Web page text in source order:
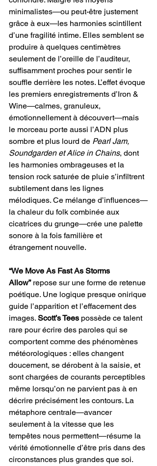
minimalistes—ou peut-être justement
grâce à eux—les harmonies scintillent
d’une fragilité intime. Elles semblent se
produire à quelques centimètres
seulement de l’oreille de l’auditeur,
suffisamment proches pour sentir le
souffle derrière les notes. L’effet évoque
les premiers enregistrements d’Iron &
Wine—calmes, granuleux,
émotionnellement à découvert—mais
le morceau porte aussi l’ADN plus
sombre et plus lourd de Pearl Jam,
Soundgarden et Alice in Chains, dont
les harmonies ombrageuses et la
tension rock saturée de pluie s’infiltrent
subtilement dans les lignes
mélodiques. Ce mélange d’influences—
la chaleur du folk combinée aux
cicatrices du grunge—crée une palette
sonore à la fois familière et
étrangement nouvelle.
“We Move As Fast As Storms
Allow” repose sur une forme de retenue
poétique. Une logique presque onirique
guide l’apparition et l’effacement des
images. Scott’s Tees possède ce talent
rare pour écrire des paroles qui se
comportent comme des phénomènes
météorologiques : elles changent
doucement, se dérobent à la saisie, et
sont chargées de courants perceptibles
même lorsqu’on ne parvient pas à en
décrire précisément les contours. La
métaphore centrale—avancer
seulement à la vitesse que les
tempêtes nous permettent—résume la
vérité émotionnelle d’être pris dans des
circonstances plus grandes que soi.